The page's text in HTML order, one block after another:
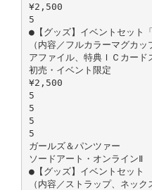
¥2,500
5
●【グッズ】イベントセッ
（内容／フルカラーマグカ
アファイル、特典ＩＣカード
初売・イベント限定
¥2,500
5
5
5
5
ガールズ＆パンツァー
ソードアート・オンラインⅡ
●【グッズ】イベントセット
（内容／ストラップ、ネック